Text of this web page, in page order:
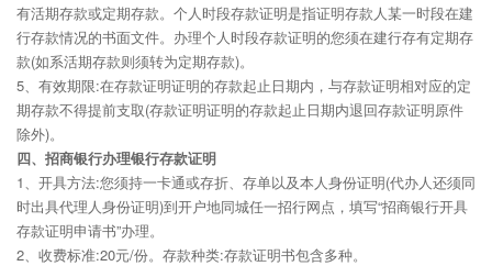
有活期存款或定期存款。个人时段存款证明是指证明存款人某一时段在建
行存款情况的书面文件。办理个人时段存款证明的您须在建行存有定期存
款(如系活期存款则须转为定期存款)。
5、有效期限:在存款证明证明的存款起止日期内，与存款证明相对应的定
期存款不得提前支取(存款证明证明的存款起止日期内退回存款证明原件
除外)。
四、招商银行办理银行存款证明
1、开具方法:您须持一卡通或存折、存单以及本人身份证明(代办人还须同
时出具代理人身份证明)到开户地同城任一招行网点，填写“招商银行开具
存款证明申请书”办理。
2、收费标准:20元/份。存款种类:存款证明书包含多种。